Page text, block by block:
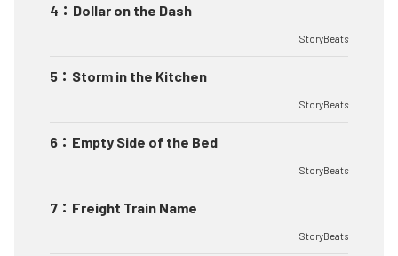
4 ： Dollar on the Dash
StoryBeats
5 ： Storm in the Kitchen
StoryBeats
6 ： Empty Side of the Bed
StoryBeats
7 ： Freight Train Name
StoryBeats